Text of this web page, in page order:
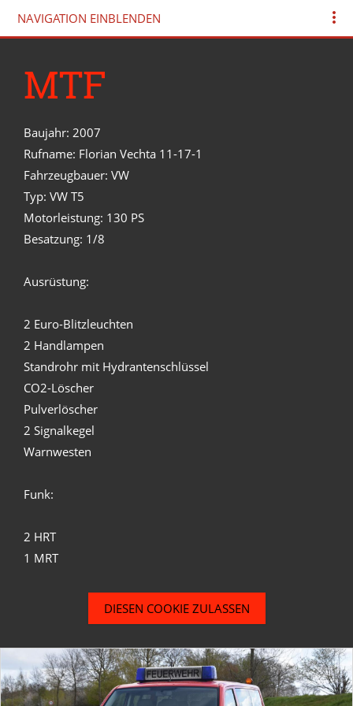
NAVIGATION EINBLENDEN
MTF
Baujahr: 2007
Rufname: Florian Vechta 11-17-1
Fahrzeugbauer: VW
Typ: VW T5
Motorleistung: 130 PS
Besatzung: 1/8
Ausrüstung:
2 Euro-Blitzleuchten
2 Handlampen
Standrohr mit Hydrantenschlüssel
CO2-Löscher
Pulverlöscher
2 Signalkegel
Warnwesten
Funk:
2 HRT
1 MRT
DIESEN COOKIE ZULASSEN